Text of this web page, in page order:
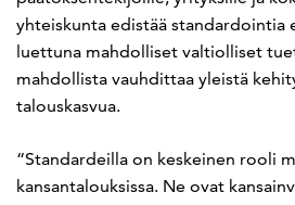
yhteiskunta edistää standardointia
luettuna mahdolliset valtiolliset
mahdollista vauhdittaa yleistä
talouskasvua.
“Standardeilla on keskeinen rooli
kansantalouksissa. Ne ovat